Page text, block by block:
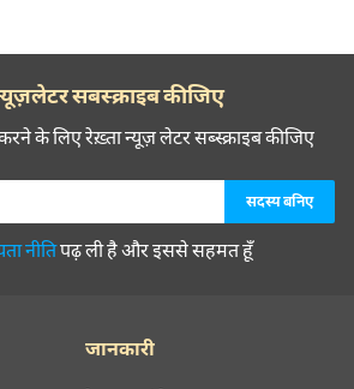
सबस्क्राइब कीजिए
करने के लिए रेख़्ता न्यूज़ लेटर सब्स्क्राइब कीजिए
नीतिपढ़ ली है और इससे सहमत हूँ
जानकारी